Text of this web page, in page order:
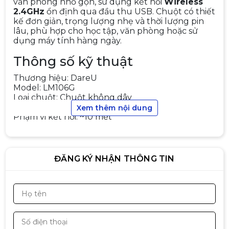
2.4GHz ổn định qua đầu thu USB. Chuột có thiết
kế đơn giản, trọng lượng nhẹ và thời lượng pin
lâu, phù hợp cho học tập, văn phòng hoặc sử
dụng máy tính hàng ngày.
Thông số kỹ thuật
Thương hiệu: DareU
Model: LM106G
Loại chuột: Chuột không dây
Kết nối: Wireless 2.4GHz (USB Receiver)
Phạm vi kết nối: ~10 mét
DPI: 1200 DPI
Thời lượng pin: ~6 – 12 tháng (tùy mức sử dụng)
Kích thước: ~99 × 59 × 38 mm
Tương thích: Windows / MacOS / Linux
Thiết kế & tính năng
Xem thêm nội dung
ĐĂNG KÝ NHẬN THÔNG TIN
Chuột có dây Gaming Logitech
G102 LightSync Gen 2
420.000đ
-7%
Chuột Gaming Không Dây
Logitech G304 Lightspeed (Đen)
-19%
Chuột Inphic B2 Gaming có dây
250.000đ 260.000đ